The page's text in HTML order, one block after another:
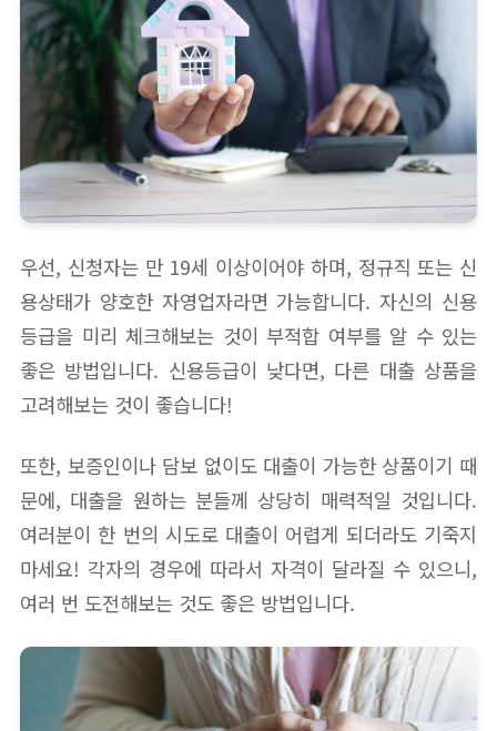
우선, 신청자는 만 19세 이상이어야 하며, 정규직 또는 신
용상태가 양호한 자영업자라면 가능합니다. 자신의 신용
등급을 미리 체크해보는 것이 부적합 여부를 알 수 있는
좋은 방법입니다. 신용등급이 낮다면, 다른 대출 상품을
고려해보는 것이 좋습니다!
또한, 보증인이나 담보 없이도 대출이 가능한 상품이기 때
문에, 대출을 원하는 분들께 상당히 매력적일 것입니다.
여러분이 한 번의 시도로 대출이 어렵게 되더라도 기죽지
마세요! 각자의 경우에 따라서 자격이 달라질 수 있으니,
여러 번 도전해보는 것도 좋은 방법입니다.